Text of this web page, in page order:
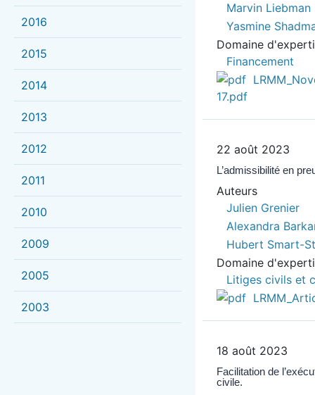
2016
2015
2014
2013
2012
2011
2010
2009
2005
2003
Marvin Liebman
Yasmine
Domaine
Financement
17.pdf
22 août 2023
L’admissibilité en
Auteurs
Julien Grenier
Alexandra
Hubert Smart-
Domaine
Litiges civils et
18 août 2023
Facilitation de
civile.